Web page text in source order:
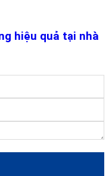
hiệu quả tại nhà